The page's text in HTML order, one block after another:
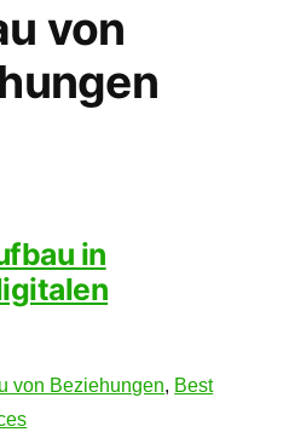
von
in
von Beziehungen, Best